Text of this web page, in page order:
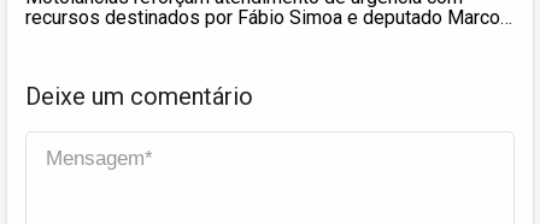
recursos destinados por Fábio Simoa e deputado Marcos
Deixe um comentário